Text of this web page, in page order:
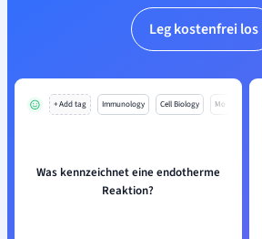
Leg kostenfrei los
+ Add tag Immunology Cell Biology Mo
Was kennzeichnet eine endotherme
Reaktion?